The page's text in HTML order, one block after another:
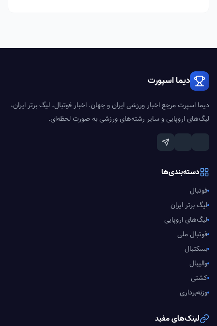
دیما اسپورت
دیما اسپرت مرجع اخبار ورزشی ایران و جهان. اخبار فوتبال، لیگ برتر ایران،
لیگ‌های اروپایی و سایر رشته‌های ورزشی به صورت لحظه‌ای.
دسته‌بندی‌ها
فوتبال
لیگ برتر ایران
لیگ‌های اروپایی
فوتبال ملی
بسکتبال
والیبال
کشتی
وزنه‌برداری
لینک‌های مفید